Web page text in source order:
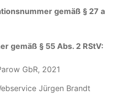
gemäß § 27 a
gemäß § 55 Abs. 2 RStV:
GbR, 2021
Jürgen Brandt